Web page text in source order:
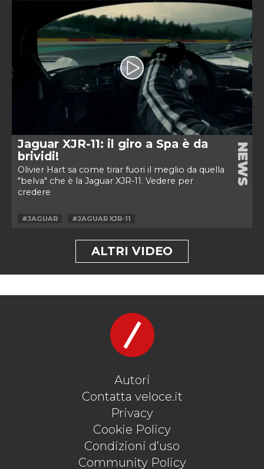
Jaguar XJR-11: il giro a Spa è da
brividi!
Olivier Hart sa come tirar fuori il meglio da quella
"belva" che è la Jaguar XJR-11. Vedere per
credere
NEWS
#JAGUAR #JAGUAR XJR-11
ALTRI VIDEO
Autori
Contatta veloce.it
Privacy
Cookie Policy
Condizioni d’uso
Community Policy